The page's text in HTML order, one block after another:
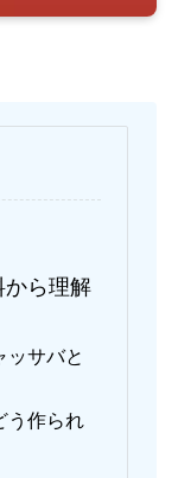
から理解
ッサバと
う作られ